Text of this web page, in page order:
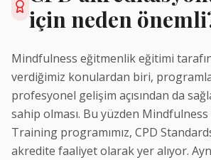
için neden
Mindfulness eğitmenlik eğitimi
verdiğimiz konulardan biri,
profesyonel gelişim açısından da
sahip olması. Bu yüzden
Training programımız, CPD
akredite faaliyet olarak yer alıyor.